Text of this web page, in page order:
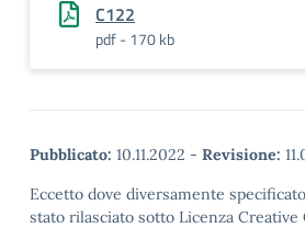
C122
pdf - 170 kb
Pubblicato: 10.11.2022 - Revisione:
Eccetto dove diversamente
stato rilasciato sotto Licenza Creative